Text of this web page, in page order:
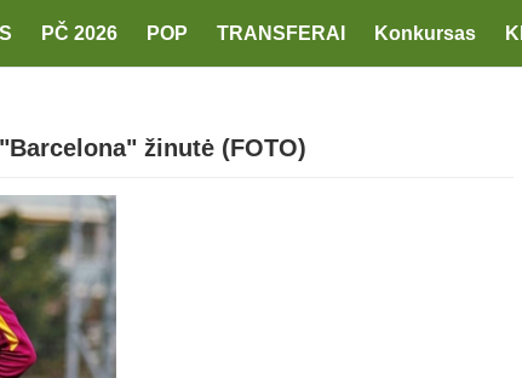
PČ 2026 POP TRANSFERAI Konkursas
žinutė (FOTO)